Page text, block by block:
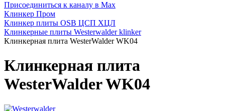
Присоединиться к каналу в Max
Клинкер Пром
Клинкер плиты OSB ЦСП ХЦЛ
Клинкерные плиты Westerwalder klinker
Клинкерная плита WesterWalder WK04
Клинкерная плита
WesterWalder WK04